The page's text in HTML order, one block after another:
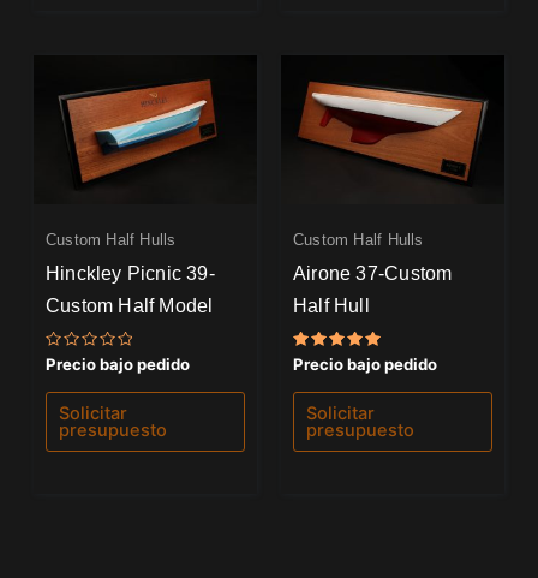
Custom Half Hulls
Hinckley Picnic 39-
Custom Half Model
Valorado
con
0
de
Precio bajo pedido
Solicitar
presupuesto
Custom Half Hulls
Airone 37-Custom
Half Hull
Valorado
con
5.00
de 5
Precio bajo pedido
Solicitar
presupuesto